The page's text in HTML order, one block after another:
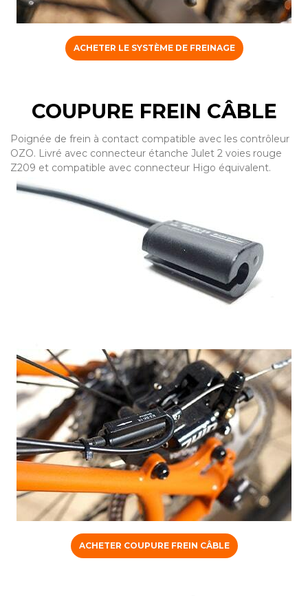
ACHETER LE SYSTÈME DE FREINAGE
COUPURE FREIN CÂBLE
Poignée de frein à contact compatible avec les contrôleur
OZO. Livré avec connecteur étanche Julet 2 voies rouge
Z209 et compatible avec connecteur Higo équivalent.
ACHETER COUPURE FREIN CÂBLE